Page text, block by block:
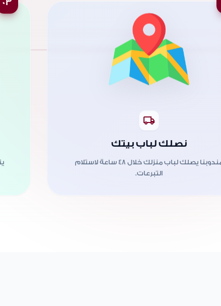
local_shipping
نصلك لباب بيتك
مندوبنا يصلك لباب منزلك خلال 48 ساعة لاستلام
التبرعات.
03